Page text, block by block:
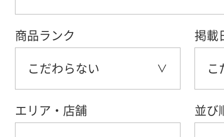
商品ランク
こだわらない
掲載
こ
エリア・店舗 並び